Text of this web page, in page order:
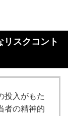
リスクコント
投入がもた
者の精神的